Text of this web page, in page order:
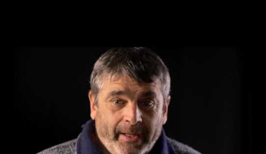
Un Grazie alla Fantastica Voce di Antonella per le caldi
notti battistiane d'Inverno tra le Antiche Mura del
"CiaoRino!Club" Un grazie ai Tabarro brothers & Iron per un
decennio di musica sulla cresta dell' Onda "CiaoRino!Club"